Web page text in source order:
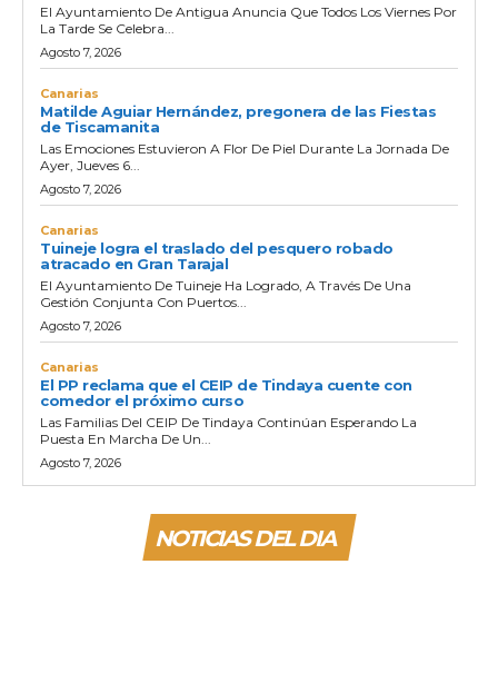
El Ayuntamiento De Antigua Anuncia Que Todos Los Viernes Por
La Tarde Se Celebra...
Agosto 7, 2026
Canarias
Matilde Aguiar Hernández, pregonera de las Fiestas
de Tiscamanita
Las Emociones Estuvieron A Flor De Piel Durante La Jornada De
Ayer, Jueves 6...
Agosto 7, 2026
Canarias
Tuineje logra el traslado del pesquero robado
atracado en Gran Tarajal
El Ayuntamiento De Tuineje Ha Logrado, A Través De Una
Gestión Conjunta Con Puertos...
Agosto 7, 2026
Canarias
El PP reclama que el CEIP de Tindaya cuente con
comedor el próximo curso
Las Familias Del CEIP De Tindaya Continúan Esperando La
Puesta En Marcha De Un...
Agosto 7, 2026
NOTICIAS DEL DIA